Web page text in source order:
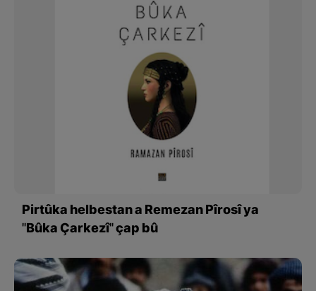
Pirtûka helbestan a Remezan Pîrosî ya
''Bûka Çarkezî'' çap bû